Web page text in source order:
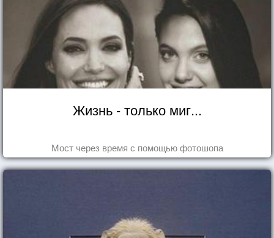
Жизнь - только миг...
Мост через время с помощью фотошопа